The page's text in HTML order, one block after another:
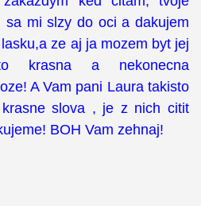
sa mi slzy do oci a dakujem
ze aj ja mozem byt jej
krasna a nekonecna
A Vam pani Laura takisto
slova , je z nich citit
BOH Vam zehnaj!